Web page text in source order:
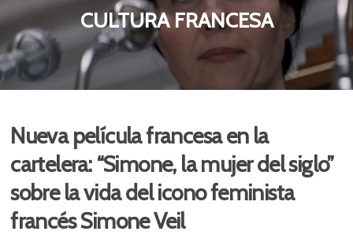
CULTURA FRANCESA
Nueva película francesa en la
cartelera: “Simone, la mujer del siglo”
sobre la vida del icono feminista
francés Simone Veil